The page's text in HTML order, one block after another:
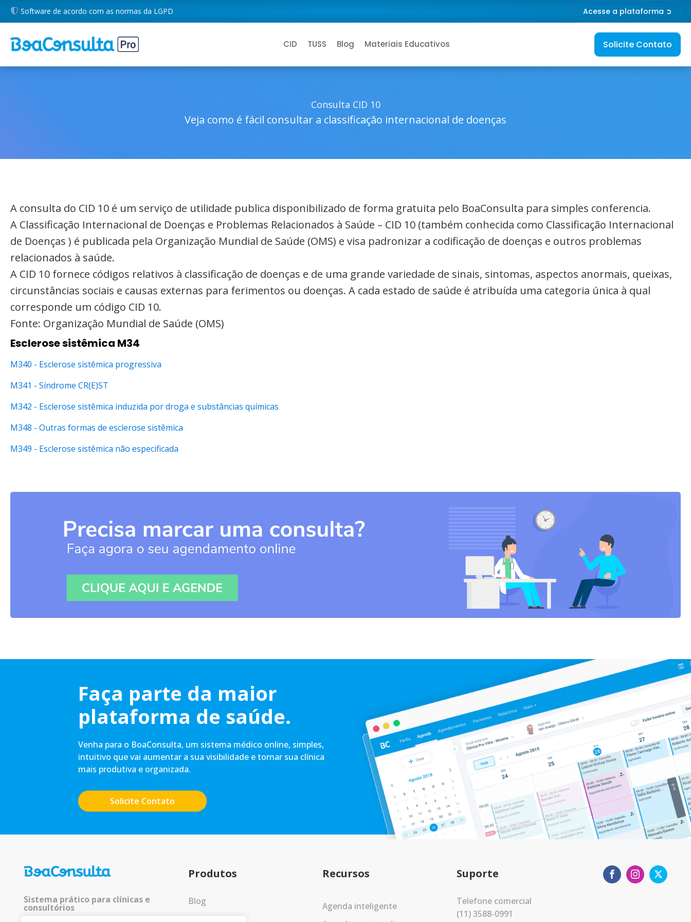
Software de acordo com as normas da LGPD Acesse a plataforma ➲
CID TUSS Blog Materiais Educativos Solicite Contato
Consulta CID 10
Veja como é fácil consultar a classificação internacional de doenças
A consulta do CID 10 é um serviço de utilidade publica disponibilizado de forma gratuita pelo BoaConsulta para simples conferencia.
A Classificação Internacional de Doenças e Problemas Relacionados à Saúde – CID 10 (também conhecida como Classificação Internacional
de Doenças ) é publicada pela Organização Mundial de Saúde (OMS) e visa padronizar a codificação de doenças e outros problemas
relacionados à saúde.
A CID 10 fornece códigos relativos à classificação de doenças e de uma grande variedade de sinais, sintomas, aspectos anormais, queixas,
circunstâncias sociais e causas externas para ferimentos ou doenças. A cada estado de saúde é atribuída uma categoria única à qual
corresponde um código CID 10.
Fonte: Organização Mundial de Saúde (OMS)
Esclerose sistêmica M34
M340 - Esclerose sistêmica progressiva
M341 - Síndrome CR(E)ST
M342 - Esclerose sistêmica induzida por droga e substâncias químicas
M348 - Outras formas de esclerose sistêmica
M349 - Esclerose sistêmica não especificada
Faça parte da maior
plataforma de saúde.
Venha para o BoaConsulta, um sistema médico online, simples,
intuitivo que vai aumentar a sua visibilidade e tornar sua clínica
mais produtiva e organizada.
Solicite Contato
Sistema prático para clínicas e
consultórios
Produtos
Blog
Recursos
Agenda inteligente
Suporte
Telefone comercial
(11) 3588-0991